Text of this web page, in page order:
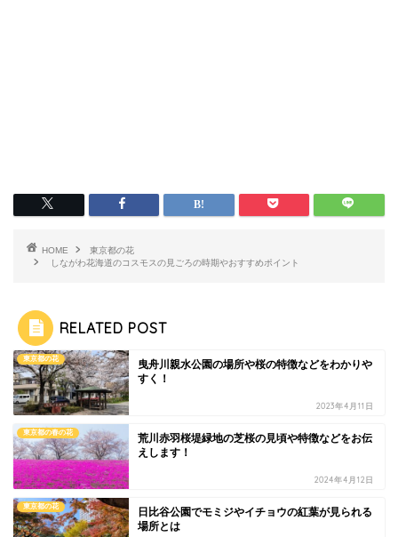
HOME
東京都の花
しながわ花海道のコスモスの見ごろの時期やおすすめポイント
RELATED POST
東京都の花
曳舟川親水公園の場所や桜の特徴などをわかりや
すく！
2023年4月11日
東京都の春の花
荒川赤羽桜堤緑地の芝桜の見頃や特徴などをお伝
えします！
2024年4月12日
東京都の花
日比谷公園でモミジやイチョウの紅葉が見られる
場所とは